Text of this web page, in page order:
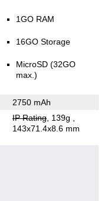
1GO RAM
16GO Storage
MicroSD (32GO
max.)
2750 mAh
IP Rating, 139g
143x71.4x8.6 mm